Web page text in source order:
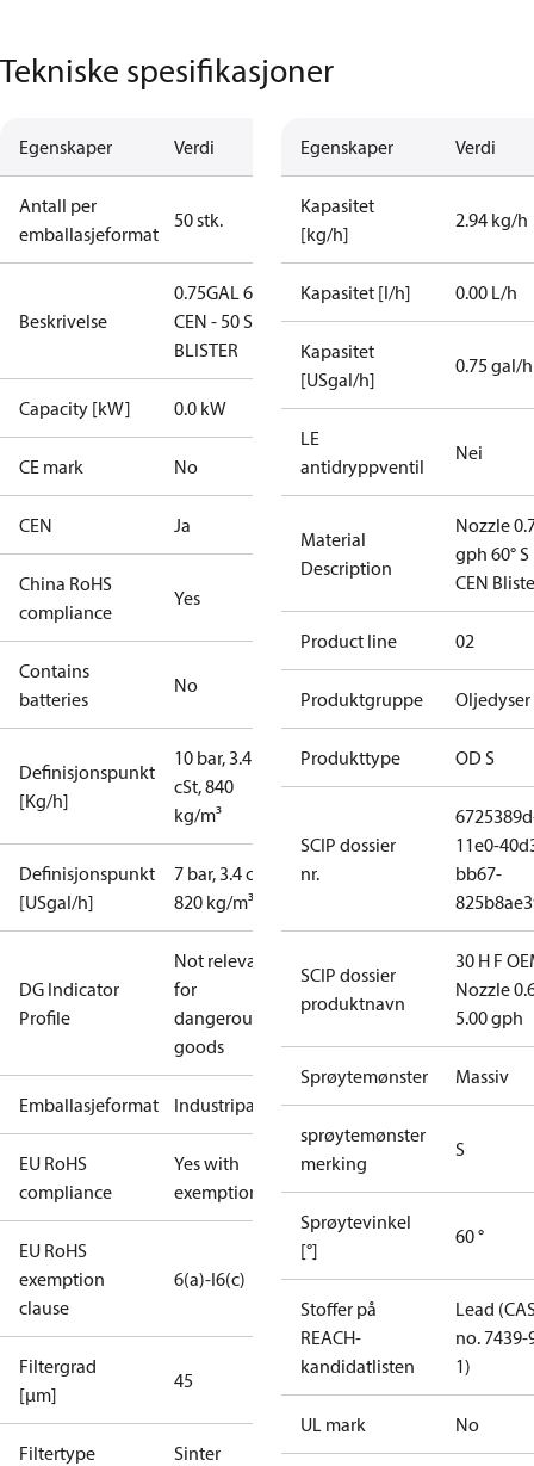
Tekniske spesifikasjoner
Egenskaper Verdi
Antall per
emballasjeformat
50 stk.
Beskrivelse
0.75GAL 60S
CEN - 50 STK.
BLISTER
Capacity [kW] 0.0 kW
CE mark No
CEN Ja
China RoHS
compliance
Yes
Contains
batteries
No
Definisjonspunkt
[Kg/h]
10 bar, 3.4
cSt, 840
kg/m³
Definisjonspunkt
[USgal/h]
7 bar, 3.4 cSt,
820 kg/m³
DG Indicator
Profile
Not relevant
for
dangerous
goods
Emballasjeformat Industripakning
EU RoHS
compliance
Yes with
exemptions
EU RoHS
exemption
clause
6(a)-I6(c)
Filtergrad
[µm]
45
Filtertype Sinter
Egenskaper Verdi
Kapasitet
[kg/h]
2.94 kg/h
Kapasitet [l/h] 0.00 L/h
Kapasitet
[USgal/h]
0.75 gal/h
LE
antidryppventil
Nei
Material
Description
Nozzle
gph 60° S
CEN
Product line 02
Produktgruppe Oljedyser
Produkttype OD S
SCIP dossier
nr.
11e0-
bb67-
SCIP dossier
produktnavn
30 H F
Nozzle
5.00 gph
Sprøytemønster Massiv
sprøytemønster
merking
S
Sprøytevinkel
[°]
60 °
Stoffer på
REACH-
kandidatlisten
Lead
no. 7439-
1)
UL mark No